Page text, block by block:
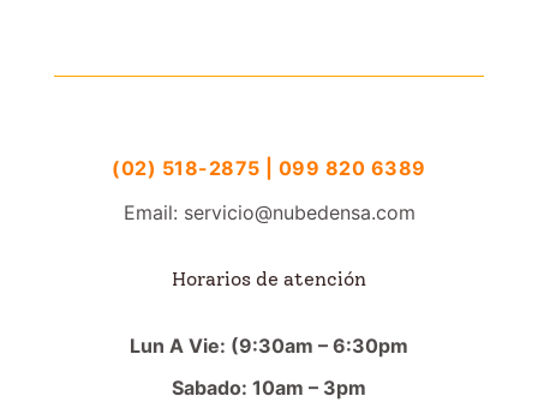
(02) 518-2875 | 099 820 6389
Email: servicio@nubedensa.com
Horarios de atención
Lun A Vie: (9:30am – 6:30pm
Sabado: 10am – 3pm